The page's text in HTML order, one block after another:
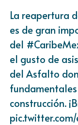
La reapertura
es de gran
del
el gusto de
del Asfalto
construcción.